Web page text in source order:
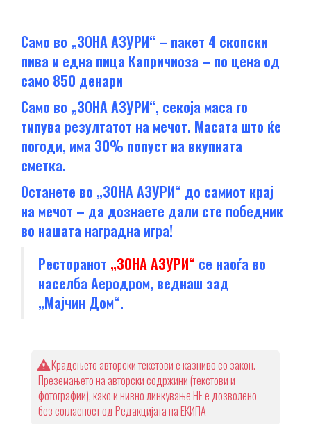
Само во „ЗОНА АЗУРИ“ – пакет 4 скопски
пива и една пица Капричиоза – по цена од
само 850 денари
Само во „ЗОНА АЗУРИ“, секоја маса го
типува резултатот на мечот. Масата што ќе
погоди, има 30% попуст на вкупната
сметка.
Останете во „ЗОНА АЗУРИ“ до самиот крај
на мечот – да дознаете дали сте победник
во нашата наградна игра!
Ресторанот „ЗОНА АЗУРИ“ се наоѓа во
населба Аеродром, веднаш зад
„Мајчин Дом“.
Крадењето авторски текстови е казниво со закон.
Преземањето на авторски содржини (текстови и
фотографии), како и нивно линкување НЕ е дозволено
без согласност од Редакцијата на ЕКИПА